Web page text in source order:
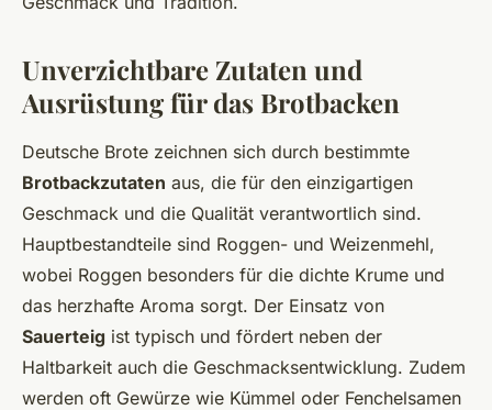
Unverzichtbare Zutaten und
Ausrüstung für das Brotbacken
Deutsche Brote zeichnen sich durch bestimmte
Brotbackzutaten aus, die für den einzigartigen
Geschmack und die Qualität verantwortlich sind.
Hauptbestandteile sind Roggen- und Weizenmehl,
wobei Roggen besonders für die dichte Krume und
das herzhafte Aroma sorgt. Der Einsatz von
Sauerteig ist typisch und fördert neben der
Haltbarkeit auch die Geschmacksentwicklung. Zudem
werden oft Gewürze wie Kümmel oder Fenchelsamen